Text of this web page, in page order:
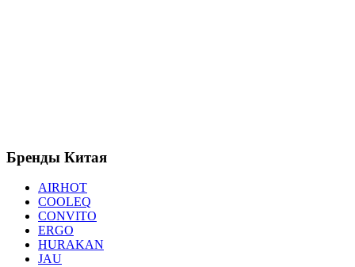
Бренды Китая
AIRHOT
COOLEQ
CONVITO
ERGO
HURAKAN
JAU